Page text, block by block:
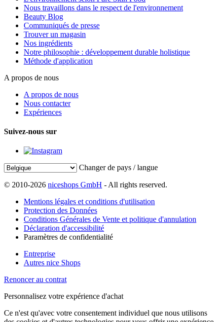
Nous travaillons dans le respect de l'environnement
Beauty Blog
Communiqués de presse
Trouver un magasin
Nos ingrédients
Notre philosophie : développement durable holistique
Méthode d'application
A propos de nous
A propos de nous
Nous contacter
Expériences
Suivez-nous sur
Changer de pays / langue
© 2010-2026 niceshops GmbH - All rights reserved.
Mentions légales et conditions d'utilisation
Protection des Données
Conditions Générales de Vente et politique d'annulation
Déclaration d'accessibilité
Paramètres de confidentialité
Entreprise
Autres nice Shops
Renoncer au contrat
Personnalisez votre expérience d'achat
Ce n'est qu'avec votre consentement individuel que nous utilisons